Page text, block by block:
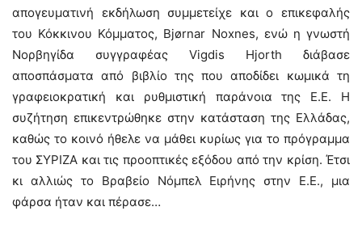
απογευματινή εκδήλωση συμμετείχε και ο επικεφαλής
του Κόκκινου Κόμματος, Bjørnar Noxnes, ενώ η γνωστή
Νορβηγίδα συγγραφέας Vigdis Hjorth διάβασε
αποσπάσματα από βιβλίο της που αποδίδει κωμικά τη
γραφειοκρατική και ρυθμιστική παράνοια της Ε.Ε. Η
συζήτηση επικεντρώθηκε στην κατάσταση της Ελλάδας,
καθώς το κοινό ήθελε να μάθει κυρίως για το πρόγραμμα
του ΣΥΡΙΖΑ και τις προοπτικές εξόδου από την κρίση. Έτσι
κι αλλιώς το Βραβείο Νόμπελ Ειρήνης στην Ε.Ε., μια
φάρσα ήταν και πέρασε…